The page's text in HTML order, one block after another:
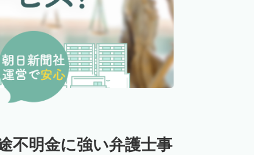
不明金に強い弁護士事